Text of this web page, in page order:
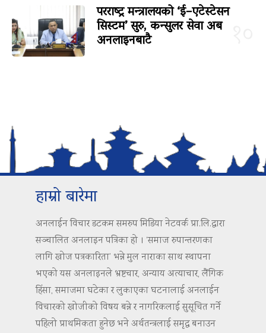
परराष्ट्र मन्त्रालयको ‘ई–एटेस्टेसन
सिस्टम’ सुरु, कन्सुलर सेवा अब
अनलाइनबाटै
हाम्रो बारेमा
अनलाईन विचार डटकम समरुप मिडिया नेटवर्क प्रा.लि.द्वारा
सञ्चालित अनलाइन पत्रिका हो । ‘समाज रुपान्तरणका
लागि खोज पत्रकारिता’ भन्ने मुल नाराका साथ स्थापना
भएको यस अनलाइनले भ्रष्टचार, अन्याय अत्याचार, लैंगिक
हिंसा, समाजमा घटेका र लुकाएका घटनालाई अनलाईन
विचारको खोजीको विषय बन्ने र नागरिकलाई सुसूचित गर्ने
पहिलो प्राथमिकता हुनेछ भने अर्थतन्त्रलाई समृद्ध बनाउन